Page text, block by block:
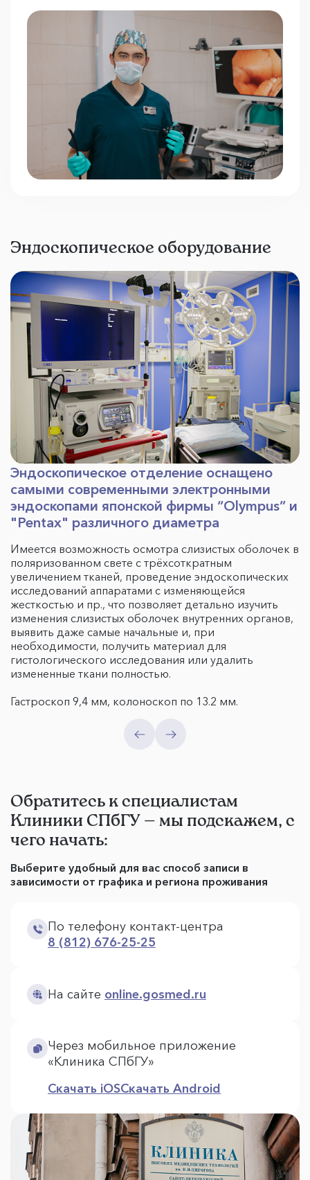
Эндоскопическое оборудование
Эндоскопическое отделение оснащено
самыми современными электронными
эндоскопами японской фирмы “Olympus” и
"Pentax" различного диаметра
Имеется возможность осмотра слизистых оболочек в
поляризованном свете с трёхсоткратным
увеличением тканей, проведение эндоскопических
исследований аппаратами с изменяющейся
жесткостью и пр., что позволяет детально изучить
изменения слизистых оболочек внутренних органов,
выявить даже самые начальные и, при
необходимости, получить материал для
гистологического исследования или удалить
измененные ткани полностью.
Гастроскоп 9,4 мм, колоноскоп по 13.2 мм.
Обратитесь к специалистам
Клиники СПбГУ — мы подскажем, с
чего начать:
Выберите удобный для вас способ записи в
зависимости от графика и региона проживания
По телефону контакт-центра
8 (812) 676-25-25
На сайте online.gosmed.ru
Через мобильное приложение
«Клиника СПбГУ»
Скачать iOSСкачать Android